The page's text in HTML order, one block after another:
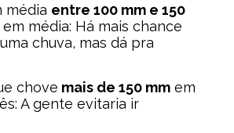
média entre 100 mm e 150
média: Há mais chance
chuva, mas dá pra
chove mais de 150 mmem
A gente evitaria ir